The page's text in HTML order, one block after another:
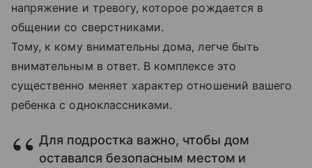
напряжение и тревогу, которое рождается в
общении со сверстниками.
Тому, к кому внимательны дома, легче быть
внимательным в ответ. В комплексе это
существенно меняет характер отношений вашего
ребенка с одноклассниками.
Для подростка важно, чтобы дом
оставался безопасным местом и